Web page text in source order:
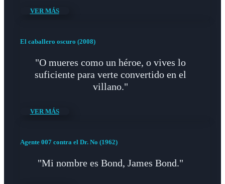
VER MÁS
El caballero oscuro (2008)
"O mueres como un héroe, o vives lo
suficiente para verte convertido en el
villano."
VER MÁS
Agente 007 contra el Dr. No (1962)
"Mi nombre es Bond, James Bond."